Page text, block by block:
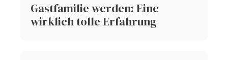
Gastfamilie werden: Eine
wirklich tolle Erfahrung